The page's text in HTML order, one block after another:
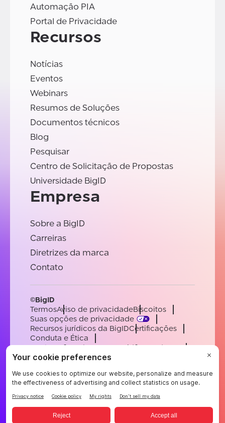
Automação PIA
Portal de Privacidade
Recursos
Notícias
Eventos
Webinars
Resumos de Soluções
Documentos técnicos
Blog
Pesquisar
Centro de Solicitação de Propostas
Universidade BigID
Empresa
Sobre a BigID
Carreiras
Diretrizes da marca
Contato
©BigID
TermosAviso de privacidadeBiscoitos
Suas opções de privacidade
Recursos jurídicos da BigIDCertificações
Conduta e Ética
Declaração sobre a escravidão moderna
SubprocessadoresApoiar
EnglishGermanFrenchSpanishPortuguese